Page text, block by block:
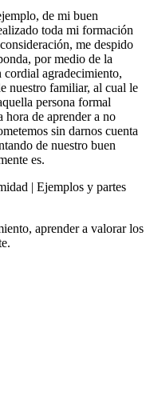
de mi buen
toda mi formación
me despido
por medio de la
cordial agradecimiento,
nuestro familiar, al cual le
persona formal
hora de aprender a no
sin darnos cuenta
de nuestro buen
es.
| Ejemplos y partes
aprender a valorar los